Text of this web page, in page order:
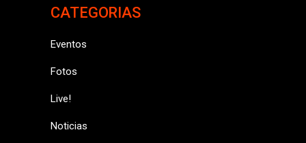
CATEGORIAS
Eventos
Fotos
Live!
Noticias